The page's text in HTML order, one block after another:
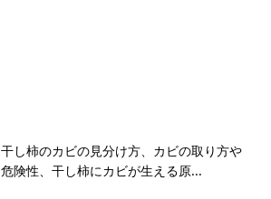
干し柿のカビの見分け方、カビの取り方や
危険性、干し柿にカビが生える原...